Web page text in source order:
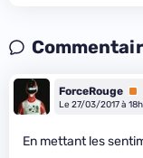
ForceRouge
Le 27/03/2017 à
En mettant les